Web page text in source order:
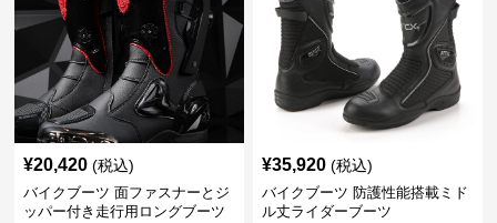
¥20,420 (税込)
バイクブーツ 面ファスナーとジ
ッパー付き走行用ロングブーツ
¥35,920 (税込)
バイクブーツ 防護性能搭載ミド
ル丈ライダーブーツ